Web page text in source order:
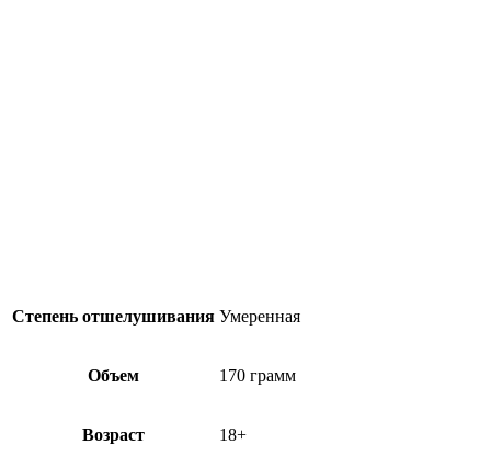
Степень отшелушивания Умеренная
Объем 170 грамм
Возраст 18+